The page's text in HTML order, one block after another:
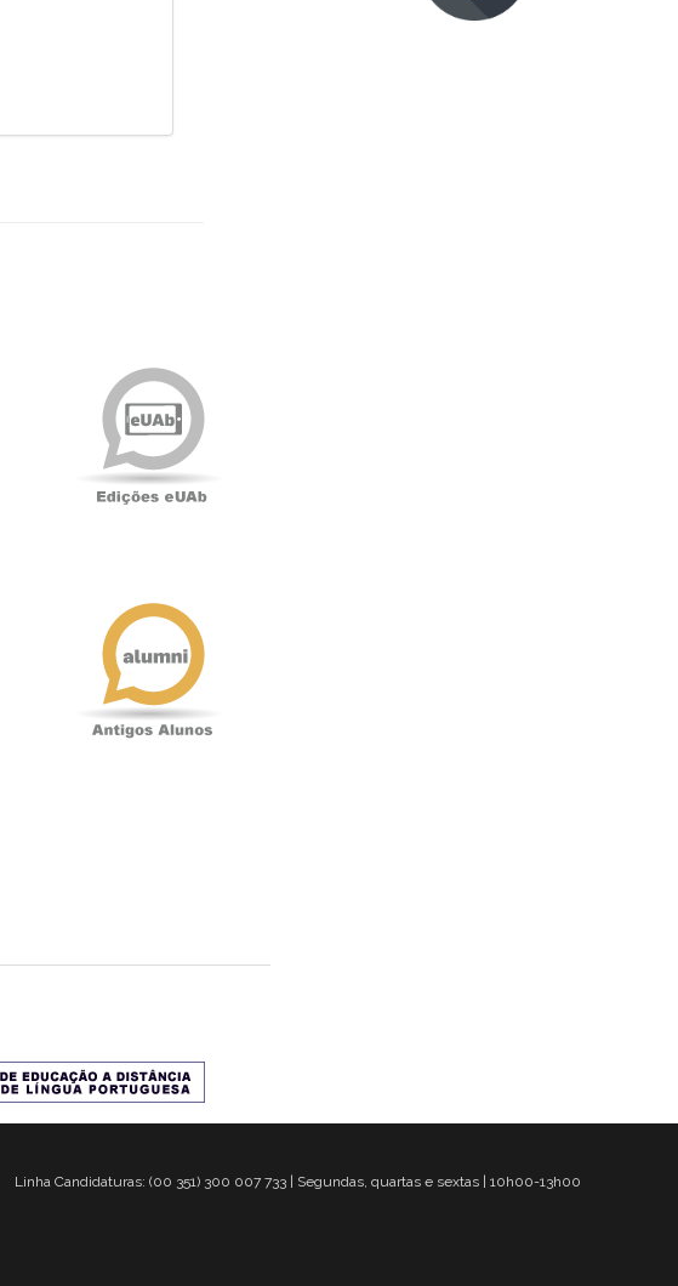
Documentação
Linha Candidaturas: (00 351) 300 007 733 | Segundas, quartas e sextas | 10h00-13h00